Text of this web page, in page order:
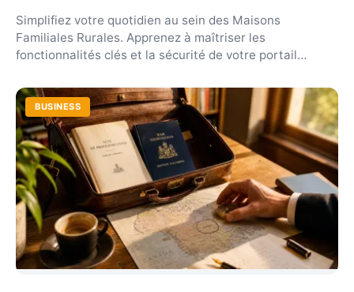
Simplifiez votre quotidien au sein des Maisons
Familiales Rurales. Apprenez à maîtriser les
fonctionnalités clés et la sécurité de votre portail
BUSINESS